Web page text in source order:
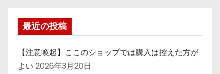
最近の投稿
【注意喚起】ここのショップでは購入は控えた方が
よい 2026年3月20日